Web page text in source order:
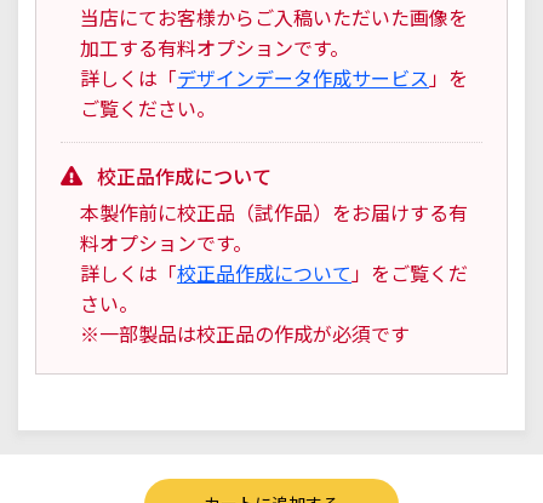
当店にてお客様からご入稿いただいた画像を
加工する有料オプションです。
詳しくは「デザインデータ作成サービス 」を
ご覧ください。
校正品作成について
本製作前に校正品（試作品）をお届けする有
料オプションです。
詳しくは「校正品作成について 」をご覧くだ
さい。
※一部製品は校正品の作成が必須です